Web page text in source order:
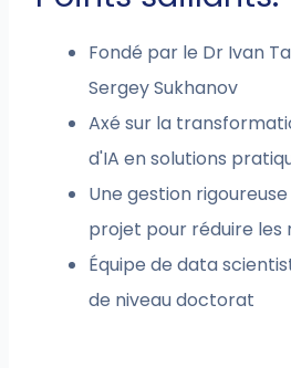
Fondé par le Dr Ivan
Sergey Sukhanov
Axé sur la
d'IA en solutions
Une gestion
projet pour réduire les
Équipe de data
de niveau doctorat